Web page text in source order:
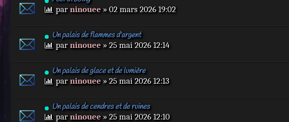
par ninouee » 02 mars 2026 19:02
Un palais de flammes d'argent
par ninouee » 25 mai 2026 12:14
Un palais de glace et de lumière
par ninouee » 25 mai 2026 12:13
Un palais de cendres et de ruines
par ninouee » 25 mai 2026 12:10